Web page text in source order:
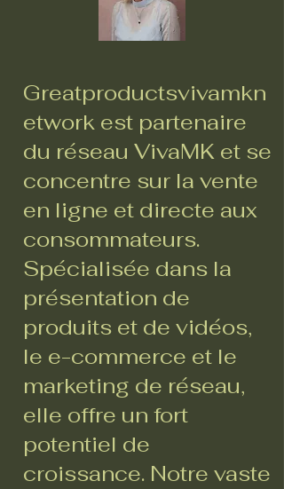
Greatproductsvivamkn
etwork est partenaire
du réseau VivaMK et se
concentre sur la vente
en ligne et directe aux
consommateurs.
Spécialisée dans la
présentation de
produits et de vidéos,
le e-commerce et le
marketing de réseau,
elle offre un fort
potentiel de
croissance. Notre vaste